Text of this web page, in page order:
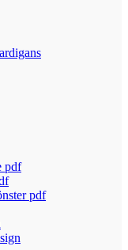
pdf
pdf